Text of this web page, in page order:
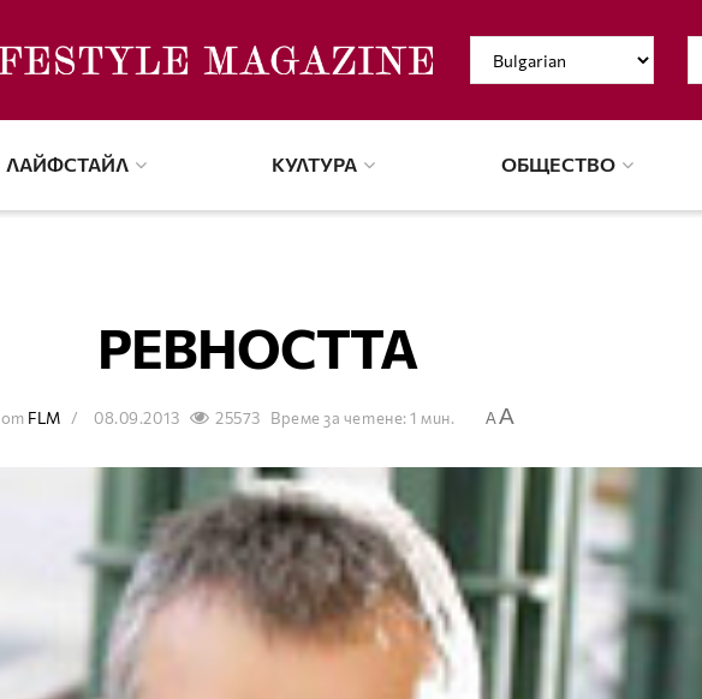
ЛАЙФСТАЙЛ КУЛТУРА ОБЩЕСТВО
РЕВНОСТТА
от FLM 08.09.2013 25573 Време за четене: 1 мин. AA